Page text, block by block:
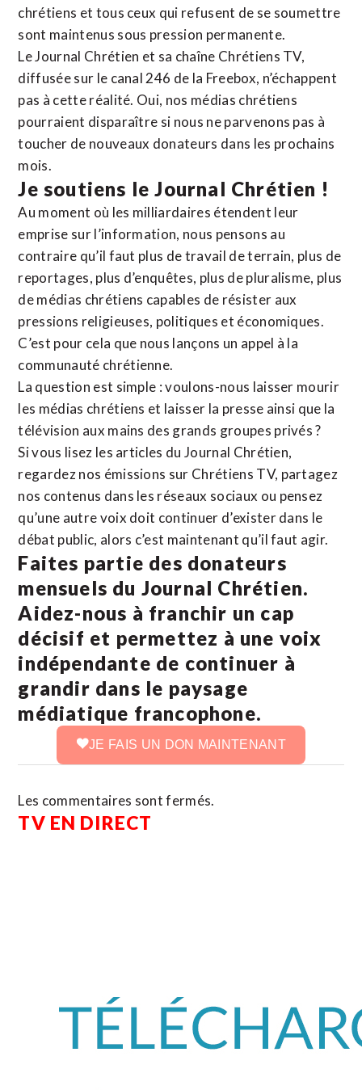
chrétiens et tous ceux qui refusent de se soumettre
sont maintenus sous pression permanente.
Le Journal Chrétien et sa chaîne Chrétiens TV,
diffusée sur le canal 246 de la Freebox, n’échappent
pas à cette réalité. Oui, nos médias chrétiens
pourraient disparaître si nous ne parvenons pas à
toucher de nouveaux donateurs dans les prochains
mois.
Je soutiens le Journal Chrétien !
Au moment où les milliardaires étendent leur
emprise sur l’information, nous pensons au
contraire qu’il faut plus de travail de terrain, plus de
reportages, plus d’enquêtes, plus de pluralisme, plus
de médias chrétiens capables de résister aux
pressions religieuses, politiques et économiques.
C’est pour cela que nous lançons un appel à la
communauté chrétienne.
La question est simple : voulons-nous laisser mourir
les médias chrétiens et laisser la presse ainsi que la
télévision aux mains des grands groupes privés ?
Si vous lisez les articles du Journal Chrétien,
regardez nos émissions sur Chrétiens TV, partagez
nos contenus dans les réseaux sociaux ou pensez
qu’une autre voix doit continuer d’exister dans le
débat public, alors c’est maintenant qu’il faut agir.
Faites partie des donateurs
mensuels du Journal Chrétien.
Aidez-nous à franchir un cap
décisif et permettez à une voix
indépendante de continuer à
grandir dans le paysage
médiatique francophone.
JE FAIS UN DON MAINTENANT
Les commentaires sont fermés.
TV EN DIRECT